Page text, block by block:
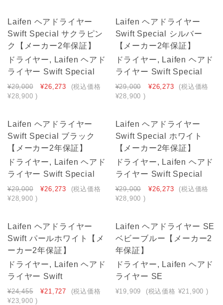
Laifen ヘアドライヤー
Swift Special サクラピン
ク【メーカー2年保証】
ドライヤー, Laifen ヘアド
ライヤー Swift Special
¥29,000 ¥26,273
(税込価格
¥28,900 )
Laifen ヘアドライヤー
Swift Special シルバー
【メーカー2年保証】
ドライヤー, Laifen ヘアド
ライヤー Swift Special
¥29,000 ¥26,273
(税込価格
¥28,900 )
Laifen ヘアドライヤー
Swift Special ブラック
【メーカー2年保証】
ドライヤー, Laifen ヘアド
ライヤー Swift Special
¥29,000 ¥26,273
(税込価格
¥28,900 )
Laifen ヘアドライヤー
Swift Special ホワイト
【メーカー2年保証】
ドライヤー, Laifen ヘアド
ライヤー Swift Special
¥29,000 ¥26,273
(税込価格
¥28,900 )
Laifen ヘアドライヤー
Swift パールホワイト【メ
ーカー2年保証】
ドライヤー, Laifen ヘアド
ライヤー Swift
¥24,455 ¥21,727
(税込価格
¥23,900 )
Laifen ヘアドライヤー SE
ベビーブルー【メーカー2
年保証】
ドライヤー, Laifen ヘアド
ライヤー SE
¥19,909 (税込価格 ¥21,900 )